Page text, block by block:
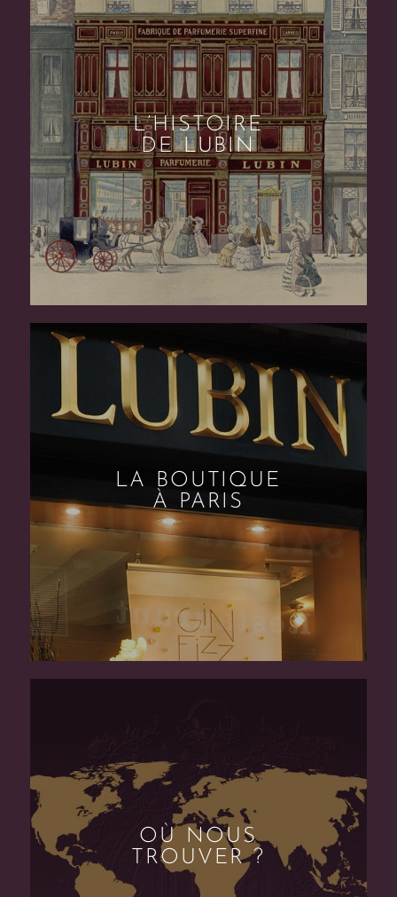
L’HISTOIRE
DE LUBIN
LA BOUTIQUE
À PARIS
OÙ NOUS
TROUVER ?